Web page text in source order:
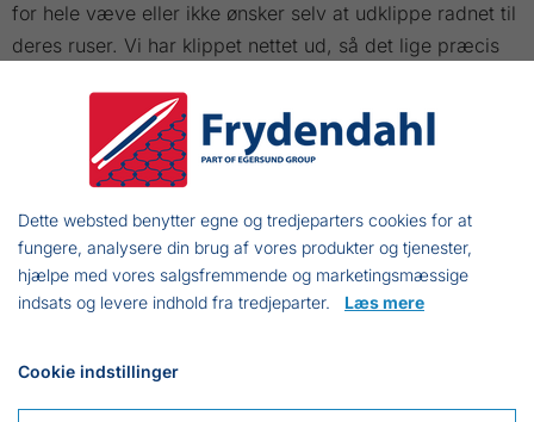
for hele væve eller ikke ønsker selv at udklippe radnet til
deres ruser. Vi har klippet nettet ud, så det lige præcis
VARIANT LÆNGDE
3590 8 m Grøn 115,50 dkk
Dette websted benytter egne og tredjeparters cookies for at
fungere, analysere din brug af vores produkter og tjenester,
hjælpe med vores salgsfremmende og marketingsmæssige
indsats og levere indhold fra tredjeparter. Læs mere
Cookie indstillinger